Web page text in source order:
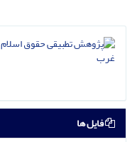
فایل ها